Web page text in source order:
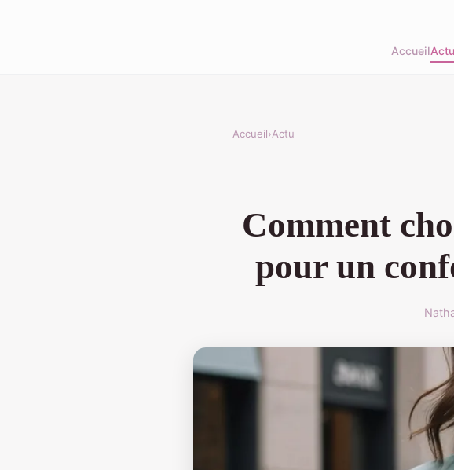
AccueilActu
Accueil›Actu
Comment
pour un